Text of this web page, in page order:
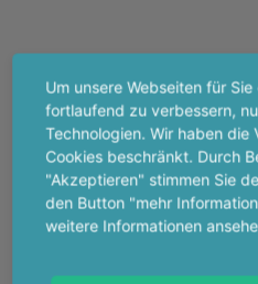
Um unsere Webseiten für
fortlaufend zu verbessern,
Technologien. Wir haben die
Cookies beschränkt. Durch
"Akzeptieren" stimmen Sie
den Button "mehr
weitere Informationen